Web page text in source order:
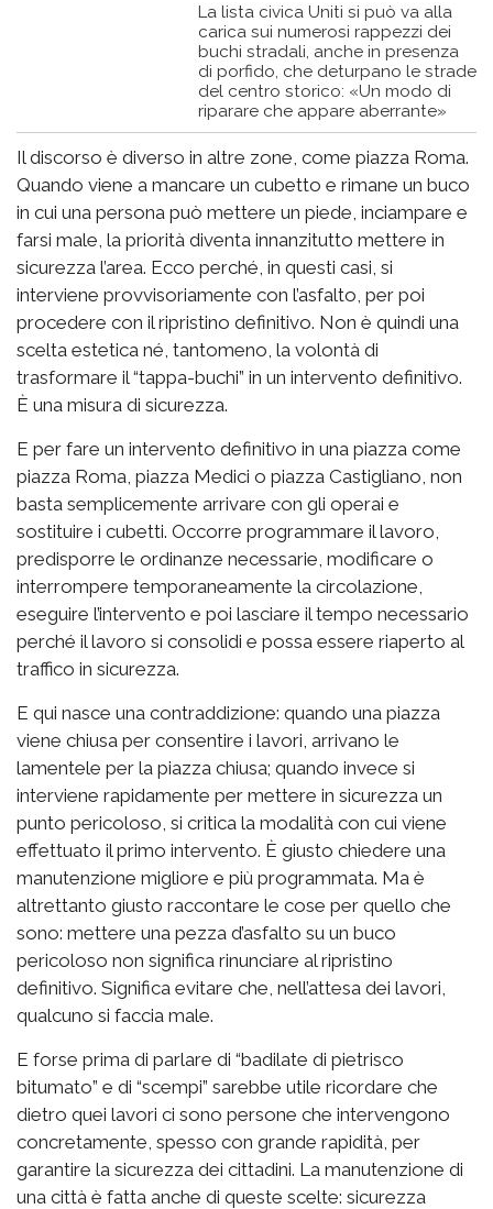
La lista civica Uniti si può va alla
carica sui numerosi rappezzi dei
buchi stradali, anche in presenza
di porfido, che deturpano le strade
del centro storico: «Un modo di
riparare che appare aberrante»
Il discorso è diverso in altre zone, come piazza Roma.
Quando viene a mancare un cubetto e rimane un buco
in cui una persona può mettere un piede, inciampare e
farsi male, la priorità diventa innanzitutto mettere in
sicurezza l’area. Ecco perché, in questi casi, si
interviene provvisoriamente con l’asfalto, per poi
procedere con il ripristino definitivo. Non è quindi una
scelta estetica né, tantomeno, la volontà di
trasformare il “tappa-buchi” in un intervento definitivo.
È una misura di sicurezza.
E per fare un intervento definitivo in una piazza come
piazza Roma, piazza Medici o piazza Castigliano, non
basta semplicemente arrivare con gli operai e
sostituire i cubetti. Occorre programmare il lavoro,
predisporre le ordinanze necessarie, modificare o
interrompere temporaneamente la circolazione,
eseguire l’intervento e poi lasciare il tempo necessario
perché il lavoro si consolidi e possa essere riaperto al
traffico in sicurezza.
E qui nasce una contraddizione: quando una piazza
viene chiusa per consentire i lavori, arrivano le
lamentele per la piazza chiusa; quando invece si
interviene rapidamente per mettere in sicurezza un
punto pericoloso, si critica la modalità con cui viene
effettuato il primo intervento. È giusto chiedere una
manutenzione migliore e più programmata. Ma è
altrettanto giusto raccontare le cose per quello che
sono: mettere una pezza d’asfalto su un buco
pericoloso non significa rinunciare al ripristino
definitivo. Significa evitare che, nell’attesa dei lavori,
qualcuno si faccia male.
E forse prima di parlare di “badilate di pietrisco
bitumato” e di “scempi” sarebbe utile ricordare che
dietro quei lavori ci sono persone che intervengono
concretamente, spesso con grande rapidità, per
garantire la sicurezza dei cittadini. La manutenzione di
una città è fatta anche di queste scelte: sicurezza